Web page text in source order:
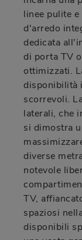
linee pulite
d'arredo
dedicata
di porta TV
ottimizzati.
disponibilità
scorrevoli.
laterali, che
si dimostra
diverse
notevole
TV,
spaziosi
disponibili